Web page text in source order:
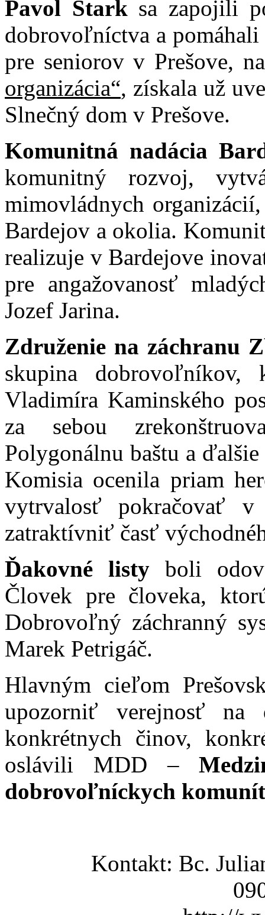
Pavol Štark sa zapojili
dobrovoľníctva a
pre seniorov v Prešove,
organizácia“, získala už
Slnečný dom v Prešove.
Komunitná nadácia
komunitný rozvoj,
mimovládnych
Bardejov a okolia.
realizuje v Bardejove
pre angažovanosť
Jozef Jarina.
Združenie na záchranu
skupina
Vladimíra Kaminského
za sebou
Polygonálnu baštu a
Komisia ocenila priam
vytrvalosť pokračovať
zatraktívniť časť
Ďakovné listyboli
Človek pre človeka,
Dobrovoľný záchranný
Marek Petrigáč.
Hlavným cieľom
upozorniť verejnosť na
konkrétnych činov,
oslávili MDD –
dobrovoľníckych
Kontakt: Bc.